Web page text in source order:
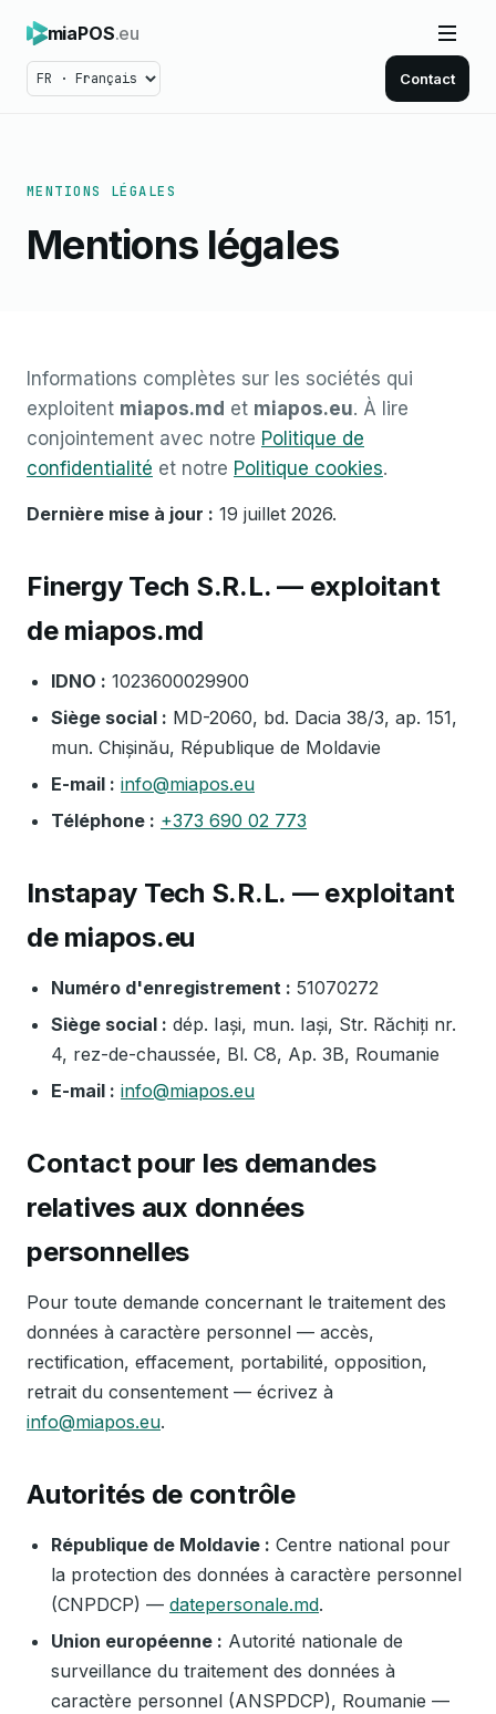
miaPOS.eu
Contact
MENTIONS LÉGALES
Mentions légales
Informations complètes sur les sociétés qui
exploitent miapos.md et miapos.eu. À lire
conjointement avec notre Politique de
confidentialité et notre Politique cookies.
Dernière mise à jour : 19 juillet 2026.
Finergy Tech S.R.L. — exploitant
de miapos.md
IDNO : 1023600029900
Siège social : MD-2060, bd. Dacia 38/3, ap. 151,
mun. Chișinău, République de Moldavie
E-mail : info@miapos.eu
Téléphone : +373 690 02 773
Instapay Tech S.R.L. — exploitant
de miapos.eu
Numéro d'enregistrement : 51070272
Siège social : dép. Iași, mun. Iași, Str. Răchiți nr.
4, rez-de-chaussée, Bl. C8, Ap. 3B, Roumanie
E-mail : info@miapos.eu
Contact pour les demandes
relatives aux données
personnelles
Pour toute demande concernant le traitement des
données à caractère personnel — accès,
rectification, effacement, portabilité, opposition,
retrait du consentement — écrivez à
info@miapos.eu.
Autorités de contrôle
République de Moldavie : Centre national pour
la protection des données à caractère personnel
(CNPDCP) — datepersonale.md.
Union européenne : Autorité nationale de
surveillance du traitement des données à
caractère personnel (ANSPDCP), Roumanie —